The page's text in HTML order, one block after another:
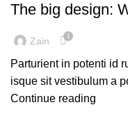
The big design:
Zain 1
Parturient in potenti id
isque sit vestibulum a
Continue reading